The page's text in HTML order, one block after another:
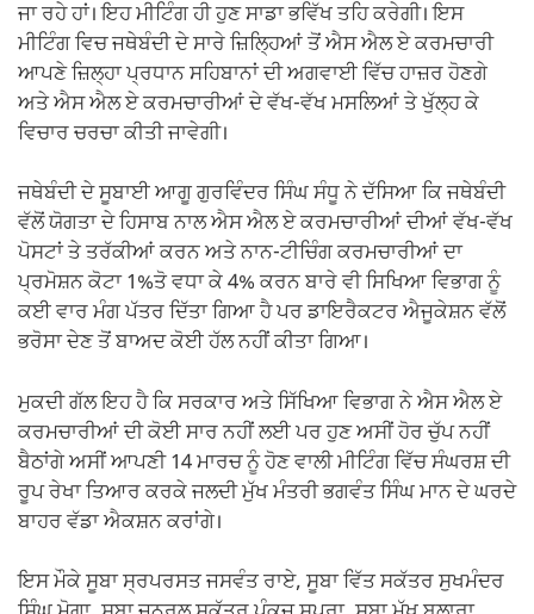
ਜਾ ਰਹੇ ਹਾਂ। ਇਹ ਮੀਟਿੰਗ ਹੀ ਹੁਣ ਸਾਡਾ ਭਵਿੱਖ ਤਹਿ ਕਰੇਗੀ। ਇਸ
ਮੀਟਿੰਗ ਵਿਚ ਜਥੇਬੰਦੀ ਦੇ ਸਾਰੇ ਜ਼ਿਲ੍ਹਿਆਂ ਤੋਂ ਐਸ ਐਲ ਏ ਕਰਮਚਾਰੀ
ਆਪਣੇ ਜ਼ਿਲ੍ਹਾ ਪ੍ਰਧਾਨ ਸਹਿਬਾਨਾਂ ਦੀ ਅਗਵਾਈ ਵਿੱਚ ਹਾਜ਼ਰ ਹੋਣਗੇ
ਅਤੇ ਐਸ ਐਲ ਏ ਕਰਮਚਾਰੀਆਂ ਦੇ ਵੱਖ-ਵੱਖ ਮਸਲਿਆਂ ਤੇ ਖੁੱਲ੍ਹ ਕੇ
ਵਿਚਾਰ ਚਰਚਾ ਕੀਤੀ ਜਾਵੇਗੀ।
ਜਥੇਬੰਦੀ ਦੇ ਸੂਬਾਈ ਆਗੂ ਗੁਰਵਿੰਦਰ ਸਿੰਘ ਸੰਧੂ ਨੇ ਦੱਸਿਆ ਕਿ ਜਥੇਬੰਦੀ
ਵੱਲੋਂ ਯੋਗਤਾ ਦੇ ਹਿਸਾਬ ਨਾਲ ਐਸ ਐਲ ਏ ਕਰਮਚਾਰੀਆਂ ਦੀਆਂ ਵੱਖ-ਵੱਖ
ਪੋਸਟਾਂ ਤੇ ਤਰੱਕੀਆਂ ਕਰਨ ਅਤੇ ਨਾਨ-ਟੀਚਿੰਗ ਕਰਮਚਾਰੀਆਂ ਦਾ
ਪ੍ਰਮੋਸ਼ਨ ਕੋਟਾ 1%ਤੋ ਵਧਾ ਕੇ 4% ਕਰਨ ਬਾਰੇ ਵੀ ਸਿਖਿਆ ਵਿਭਾਗ ਨੂੰ
ਕਈ ਵਾਰ ਮੰਗ ਪੱਤਰ ਦਿੱਤਾ ਗਿਆ ਹੈ ਪਰ ਡਾਇਰੈਕਟਰ ਐਜੂਕੇਸ਼ਨ ਵੱਲੋਂ
ਭਰੋਸਾ ਦੇਣ ਤੋਂ ਬਾਅਦ ਕੋਈ ਹੱਲ ਨਹੀਂ ਕੀਤਾ ਗਿਆ।
ਮੁਕਦੀ ਗੱਲ ਇਹ ਹੈ ਕਿ ਸਰਕਾਰ ਅਤੇ ਸਿੱਖਿਆ ਵਿਭਾਗ ਨੇ ਐਸ ਐਲ ਏ
ਕਰਮਚਾਰੀਆਂ ਦੀ ਕੋਈ ਸਾਰ ਨਹੀਂ ਲਈ ਪਰ ਹੁਣ ਅਸੀਂ ਹੋਰ ਚੁੱਪ ਨਹੀਂ
ਬੈਠਾਂਗੇ ਅਸੀਂ ਆਪਣੀ 14 ਮਾਰਚ ਨੂੰ ਹੋਣ ਵਾਲੀ ਮੀਟਿੰਗ ਵਿੱਚ ਸੰਘਰਸ਼ ਦੀ
ਰੂਪ ਰੇਖਾ ਤਿਆਰ ਕਰਕੇ ਜਲਦੀ ਮੁੱਖ ਮੰਤਰੀ ਭਗਵੰਤ ਸਿੰਘ ਮਾਨ ਦੇ ਘਰਦੇ
ਬਾਹਰ ਵੱਡਾ ਐਕਸ਼ਨ ਕਰਾਂਗੇ।
ਇਸ ਮੌਕੇ ਸੂਬਾ ਸ੍ਰਪਰਸਤ ਜਸਵੰਤ ਰਾਏ, ਸੂਬਾ ਵਿੱਤ ਸਕੱਤਰ ਸੁਖਮੰਦਰ